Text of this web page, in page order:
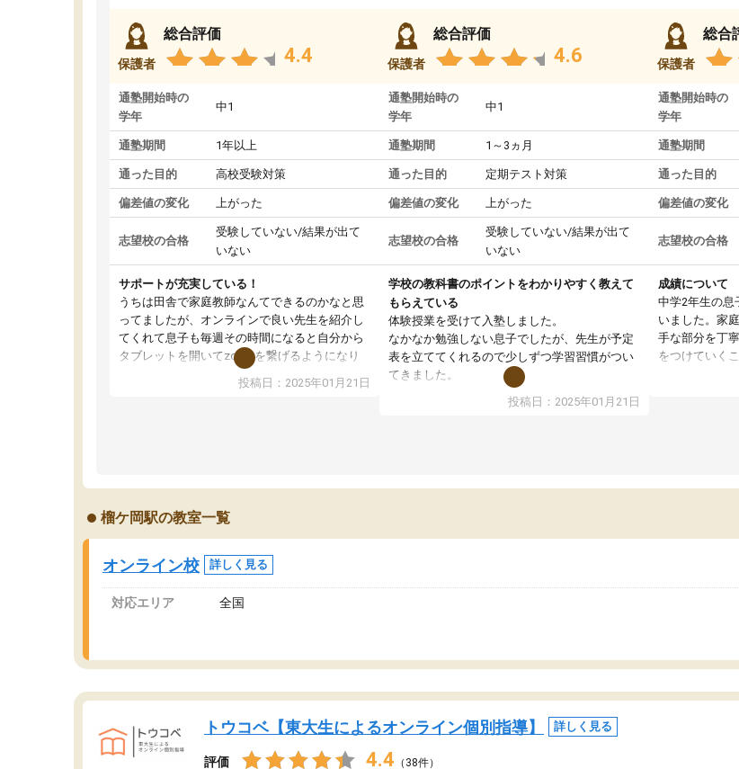
保護者
総合評価
4.4
通塾開始時の
学年
中1
通塾期間 1年以上
通った目的 高校受験対策
偏差値の変化 上がった
志望校の合格
受験していない/結果が出て
いない
サポートが充実している！
うちは田舎で家庭教師なんてできるのかなと思
ってましたが、オンラインで良い先生を紹介し
てくれて息子も毎週その時間になると自分から
タブレットを開いてzoomを繋げるようになり
ました！5科目なんでもOKなのもとても気に入
投稿日：2025年01月21日
保護者
総合評価
4.6
通塾開始時の
学年
中1
通塾期間 1～3ヵ月
通った目的 定期テスト対策
偏差値の変化 上がった
志望校の合格
受験していない/結果が出て
いない
学校の教科書のポイントをわかりやすく教えて
もらえている
体験授業を受けて入塾しました。
なかなか勉強しない息子でしたが、先生が予定
表を立ててくれるので少しずつ学習習慣がつい
てきました。
オンラインで週に一度の受講ですが、指導が無
い日も予定表に基づいて勉強したり、LINEでわ
投稿日：2025年01月21日
保護者
総合
通塾開始時の
学年
通塾期間
通った目的
偏差値の変化
志望校の合格
成績について
中学2年生の息
いました。家
手な部分を丁
をつけていく
期テストの成
榴ケ岡駅の教室一覧
オンライン校 詳しく見る
対応エリア 全国
トウコベ【東大生によるオンライン個別指導】 詳しく見る
評価 4.4 （38件）